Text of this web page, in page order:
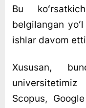
Bu
belgilangan
ishlar davom
Xususan,
Scopus,